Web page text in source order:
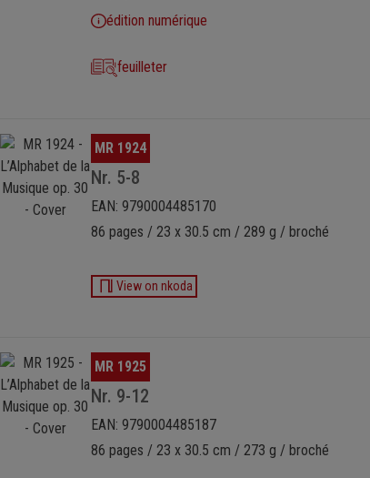
édition numérique
feuilleter
Ignorer la galerie d'images
MR 1924
Nr. 5-8
EAN: 9790004485170
86 pages / 23 x 30.5 cm / 289 g / broché
View on nkoda
Ignorer la galerie d'images
MR 1925
Nr. 9-12
EAN: 9790004485187
86 pages / 23 x 30.5 cm / 273 g / broché